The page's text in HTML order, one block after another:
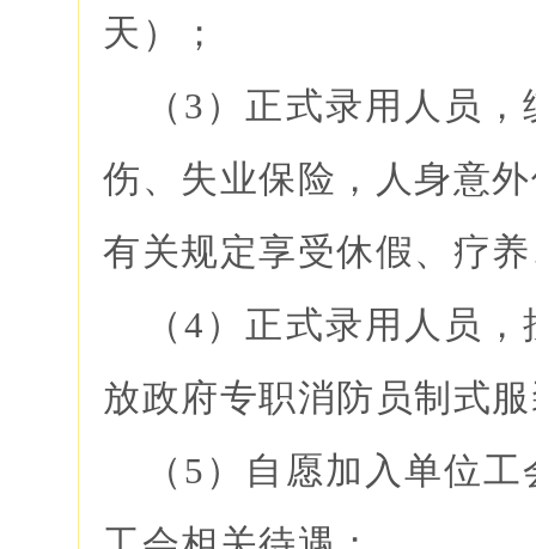
天）；
（3）正式录用人员
伤、失业保险，人身意
有关规定享受休假、疗
（4）正式录用人员
放政府专职消防员制式
（5）自愿加入单位